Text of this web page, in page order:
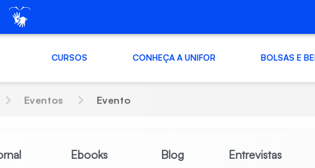
CURSOS CONHEÇA A UNIFOR BOLSAS E
Eventos Evento
Ebooks Blog Entrevistas